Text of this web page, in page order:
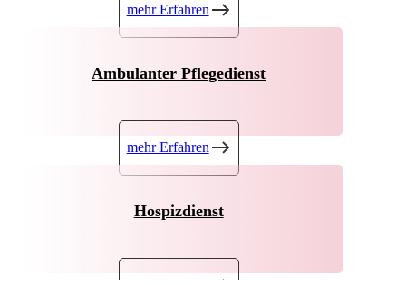
mehr Erfahren
Ambulanter Pflegedienst
mehr Erfahren
Hospizdienst